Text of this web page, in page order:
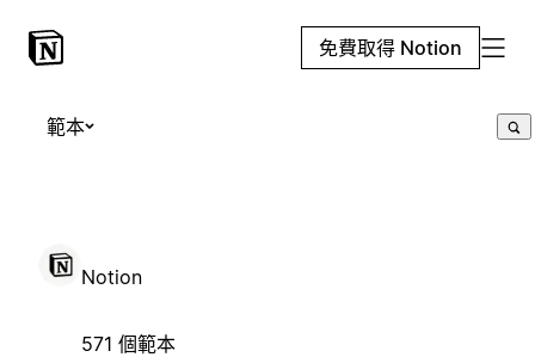
免費取得 Notion
範本
Notion
571 個範本